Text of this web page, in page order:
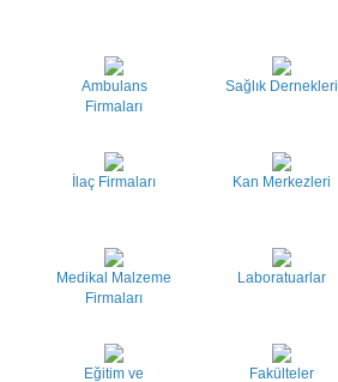
Ambulans
Firmaları
Sağlık Dernekleri
İlaç Firmaları Kan Merkezleri
Medikal Malzeme
Firmaları
Laboratuarlar
Eğitim ve
Fakülteler